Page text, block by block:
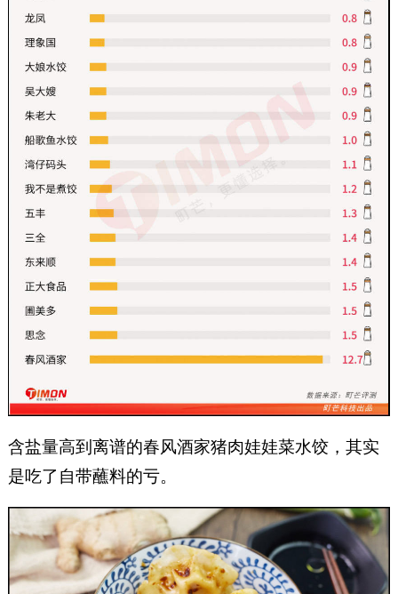
含盐量高到离谱的春风酒家猪肉娃娃菜水饺，其实
是吃了自带蘸料的亏。